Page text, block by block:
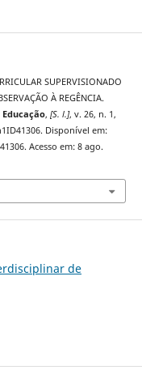
SUPERVISIONADO
À REGÊNCIA.
, [S. l.], v. 26, n. 1,
Disponível em:
Acesso em: 8 ago.
de